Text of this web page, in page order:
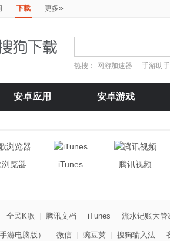
下载 更多»
热搜： 网游加速器 手游助手
安卓应用 安卓游戏
览器 iTunes 腾讯视频
全民K歌 腾讯文档 iTunes 流水记账大管
游电脑版） 微信 豌豆荚 搜狗输入法